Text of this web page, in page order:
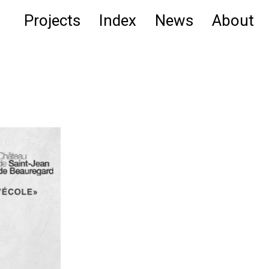
Projects Index News About